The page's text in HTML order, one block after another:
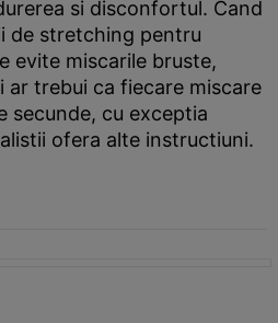
si disconfortul. Cand
de stretching pentru
evite miscarile bruste,
ar trebui ca fiecare miscare
secunde, cu exceptia
ofera alte instructiuni.